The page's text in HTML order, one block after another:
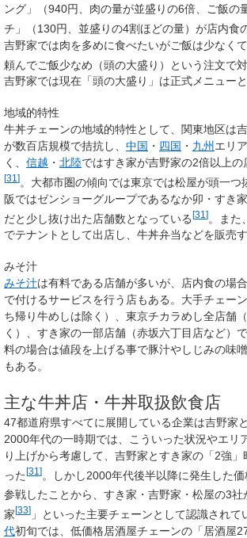
ング」（940円、肉の量が並盛りの6倍、ご飯の
チ」（130円、並盛りの4割ほどの量）が店内食
吉野家では肉を多めに食べたいがご飯は少なく
頼んでご飯少なめ（頭の大盛り）という注文で
吉野家では現在「頭の大盛り」は正式メニューと
地域的特性
牛丼チェーンの地域的特性として、関東地区は
が数百店規模で拮抗し、 中国 ・ 四国 ・ 九州 エリ
く、 信越 ・ 北陸ではすき家が吉野家の2倍以上の
[31 ] 。大都市圏の傾向では東京では松屋が頭一つ
阪ではゼンショーグループであるなか卯・すき
だと少し抜け出た店舗数となっている[31 ]。また
でテナントとして出店し、牛丼弁当などを販売
みそ汁
みそ汁は有料である店舗が多いが、店内食の場
で付けるサービスを行う店もある。大手チェー
ち帰り牛めしは除く）、東京チカラめし全店舗
く）、すき家の一部店舗（赤坂六丁目店など）
料の場合は値段を上げる事で豚汁やしじみの味
もある。
主な牛丼店・牛丼取扱飲食店
47都道府県すべてに展開している企業は吉野家
2000年代の一時期では、こういった状況やエリ
り上げから考慮して、吉野家とすき家の「2強
った[31 ]。しかし2000年代後半以降に発生した
参戦したことから、すき家・吉野家・松屋の3社
家[33] 」といった主要チェーンとして認識されて
代初旬では、低価格居酒屋チェーンの「居酒屋